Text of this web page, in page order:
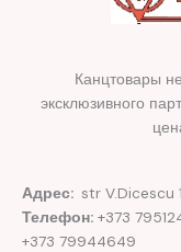
Канцтовары
эксклюзивного
Адрес: str V.Dicescu
Телефон: +373
+373 79944649